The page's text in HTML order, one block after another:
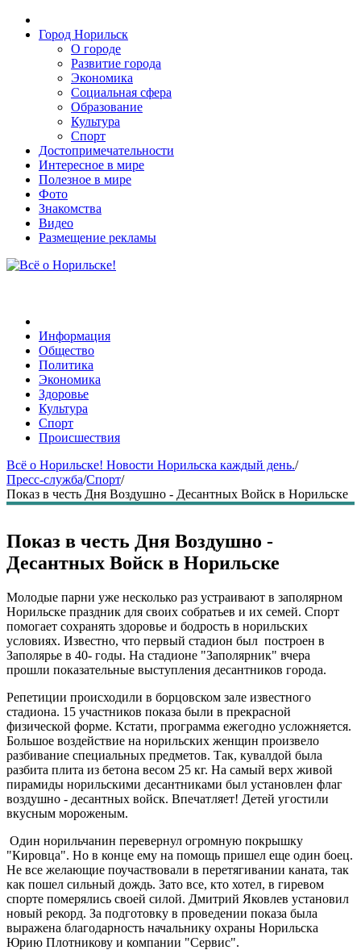
Город Норильск
О городе
Развитие города
Экономика
Социальная сфера
Образование
Культура
Спорт
Достопримечательности
Интересное в мире
Полезное в мире
Фото
Знакомства
Видео
Размещение рекламы
Информация
Общество
Политика
Экономика
Здоровье
Культура
Спорт
Происшествия
Всё о Норильске! Новости Норильска каждый день./
Пресс-служба/Спорт/
Показ в честь Дня Воздушно - Десантных Войск в Норильске
Показ в честь Дня Воздушно -
Десантных Войск в Норильске
Молодые парни уже несколько раз устраивают в заполярном
Норильске праздник для своих собратьев и их семей. Спорт
помогает сохранять здоровье и бодрость в норильских
условиях. Известно, что первый стадион был построен в
Заполярье в 40- годы. На стадионе "Заполярник" вчера
прошли показательные выступления десантников города.
Репетиции происходили в борцовском зале известного
стадиона. 15 участников показа были в прекрасной
физической форме. Кстати, программа ежегодно усложняется.
Большое воздействие на норильских женщин произвело
разбивание специальных предметов. Так, кувалдой была
разбита плита из бетона весом 25 кг. На самый верх живой
пирамиды норильскими десантниками был установлен флаг
воздушно - десантных войск. Впечатляет! Детей угостили
вкусным мороженым.
Один норильчанин перевернул огромную покрышку
"Кировца". Но в конце ему на помощь пришел еще один боец.
Не все желающие поучаствовали в перетягивании каната, так
как пошел сильный дождь. Зато все, кто хотел, в гиревом
спорте померялись своей силой. Дмитрий Яковлев установил
новый рекорд. За подготовку в проведении показа была
выражена благодарность начальнику охраны Норильска
Юрию Плотникову и компании "Сервис".